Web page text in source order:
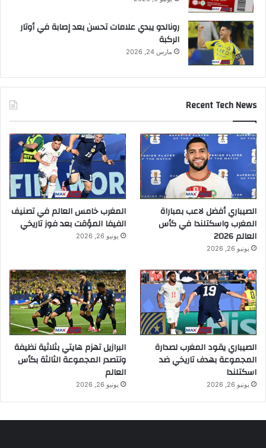
رونالدو يبدي علامات تحسن بعد إصابة في أوتار
الركبة
مارس 24, 2026
Recent Tech News
الصيباري أفضل لاعب بمباراة
المغرب واسكتلندا في كأس
العالم 2026
يونيو 26, 2026
المغرب خامس العالم في تصنيف
الفيفا المؤقت بعد فوز تاريخي
يونيو 26, 2026
الصيباري يقود المغرب لصدارة
المجموعة بهدف تاريخي ضد
اسكتلندا
يونيو 26, 2026
البرازيل تهزم هايتي بثلاثية نظيفة
وتتصدر المجموعة الثالثة بكأس
العالم
يونيو 26, 2026